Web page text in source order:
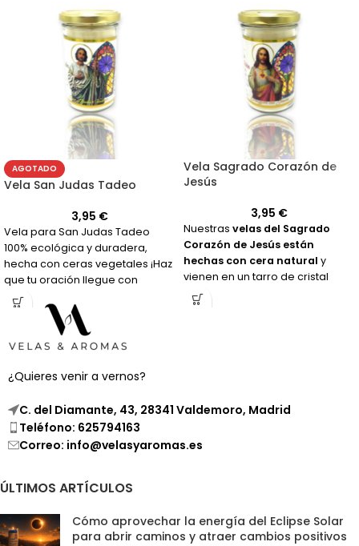
AGOTADO
Vela San Judas Tadeo
3,95 €
Vela para San Judas Tadeo
100% ecológica y duradera,
hecha con ceras vegetales ¡Haz
que tu oración llegue con
mucha más fuerza!
Vela Sagrado Corazón de
Jesús
3,95 €
Nuestras velas del Sagrado
Corazón de Jesús están
hechas con cera natural y
vienen en un tarro de cristal
reutilizable. ¡Haz tu pedido ahora
y eleva tus oraciones!
¿Quieres venir a vernos?
C. del Diamante, 43, 28341 Valdemoro, Madrid
Teléfono: 625794163
Correo: info@velasyaromas.es
ÚLTIMOS ARTÍCULOS
Cómo aprovechar la energía del Eclipse Solar
para abrir caminos y atraer cambios positivos